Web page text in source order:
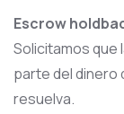
Escrow
Solicitamos que
parte del dinero
resuelva.